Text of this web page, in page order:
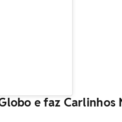
e faz Carlinhos